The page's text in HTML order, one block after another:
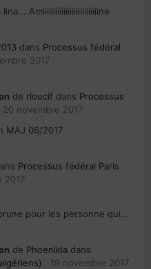
dans Processus fédéral
2017
de rloucif dans Processus
20 novembre 2017
MAJ 06/2017
Processus fédéral Paris
2017
pour les personne qui...
de Phoenikia dans
19 novembre 2017